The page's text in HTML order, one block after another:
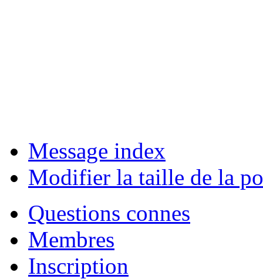
Message index
Modifier la taille de la
Questions connes
Membres
Inscription